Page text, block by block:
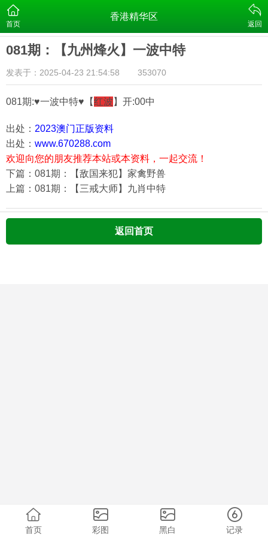
首页
香港精华区
返回
081期：【九州烽火】一波中特
发表于：2025-04-23 21:54:58 353070
081期:♥一波中特♥【红波 】开:00中
出处： 2023澳门正版资料
出处： www.670288.com
欢迎向您的朋友推荐本站或本资料，一起交流！
下篇：081期：【敌国来犯】家禽野兽
上篇：081期：【三戒大师】九肖中特
返回首页
首页 彩图 黑白 记录